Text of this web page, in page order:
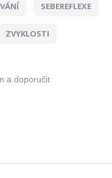
SEBEREFLEXE
ZVYKLOSTI
a doporučit